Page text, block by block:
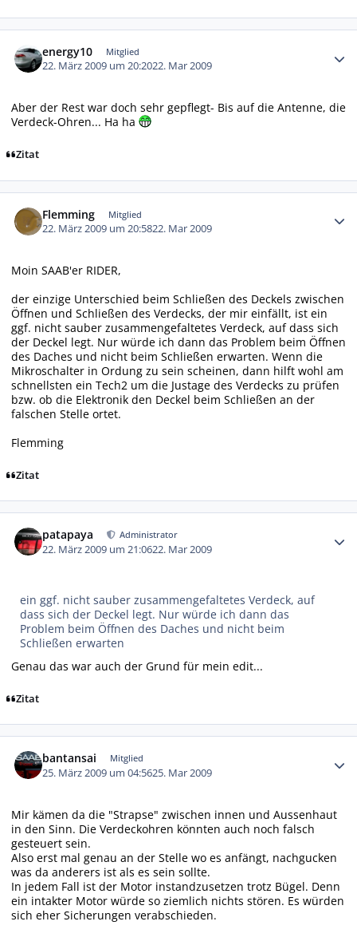
energy10 Mitglied
22. März 2009 um 20:2022. Mar 2009
Aber der Rest war doch sehr gepflegt- Bis auf die Antenne, die
Verdeck-Ohren... Ha ha
Zitat
Flemming Mitglied
22. März 2009 um 20:5822. Mar 2009
Moin SAAB'er RIDER,
der einzige Unterschied beim Schließen des Deckels zwischen
Öffnen und Schließen des Verdecks, der mir einfällt, ist ein
ggf. nicht sauber zusammengefaltetes Verdeck, auf dass sich
der Deckel legt. Nur würde ich dann das Problem beim Öffnen
des Daches und nicht beim Schließen erwarten. Wenn die
Mikroschalter in Ordung zu sein scheinen, dann hilft wohl am
schnellsten ein Tech2 um die Justage des Verdecks zu prüfen
bzw. ob die Elektronik den Deckel beim Schließen an der
falschen Stelle ortet.
Flemming
Zitat
patapaya Administrator
22. März 2009 um 21:0622. Mar 2009
ein ggf. nicht sauber zusammengefaltetes Verdeck, auf
dass sich der Deckel legt. Nur würde ich dann das
Problem beim Öffnen des Daches und nicht beim
Schließen erwarten
Genau das war auch der Grund für mein edit...
Zitat
bantansai Mitglied
25. März 2009 um 04:5625. Mar 2009
Mir kämen da die "Strapse" zwischen innen und Aussenhaut
in den Sinn. Die Verdeckohren könnten auch noch falsch
gesteuert sein.
Also erst mal genau an der Stelle wo es anfängt, nachgucken
was da anderers ist als es sein sollte.
In jedem Fall ist der Motor instandzusetzen trotz Bügel. Denn
ein intakter Motor würde so ziemlich nichts stören. Es würden
sich eher Sicherungen verabschieden.